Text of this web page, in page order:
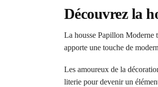
Découvrez la
La housse Papillon Moderne
apporte une touche de
Les amoureux de la
literie pour devenir un